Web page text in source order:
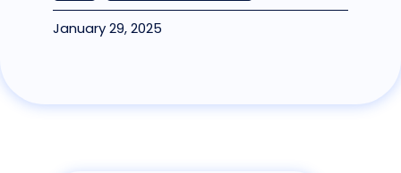
January 29, 2025